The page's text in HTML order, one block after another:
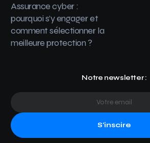
Assurance cyber :
pourquoi s’y engager et
comment sélectionner la
meilleure protection ?
Notre newsletter :
S'inscire